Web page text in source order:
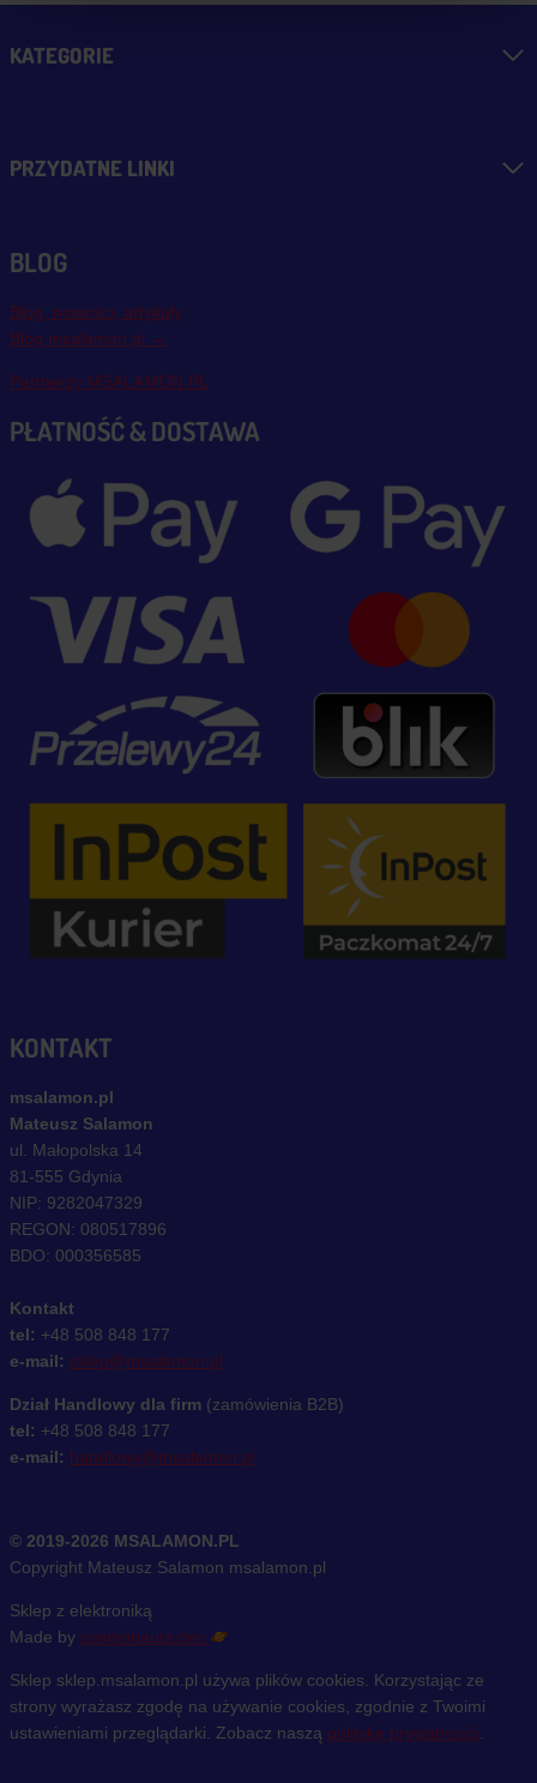
KATEGORIE
PRZYDATNE LINKI
BLOG
Blog, nowości, artykuły
Blog msalamon.pl →
Partnerzy MSALAMON.PL
PŁATNOŚĆ & DOSTAWA
KONTAKT
msalamon.pl
Mateusz Salamon
ul. Małopolska 14
81-555 Gdynia
NIP: 9282047329
REGON: 080517896
BDO: 000356585
Kontakt
tel: +48 508 848 177
e-mail: sklep@msalamon.pl
Dział Handlowy dla firm (zamówienia B2B)
tel: +48 508 848 177
e-mail: handlowy@msalamon.pl
© 2019-2026 MSALAMON.PL
Copyright Mateusz Salamon msalamon.pl
Sklep z elektroniką
Made by cosmonauts.dev
Sklep sklep.msalamon.pl używa plików cookies. Korzystając ze
strony wyrażasz zgodę na używanie cookies, zgodnie z Twoimi
ustawieniami przeglądarki. Zobacz naszą politykę prywatności